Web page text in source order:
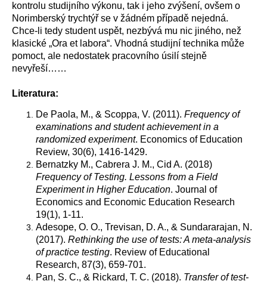
kontrolu studijního výkonu, tak i jeho zvýšení, ovšem o
Norimberský trychtýř se v žádném případě nejedná.
Chce-li tedy student uspět, nezbývá mu nic jiného, než
klasické „Ora et labora“. Vhodná studijní technika může
pomoct, ale nedostatek pracovního úsilí stejně
nevyřeší……
Literatura:
De Paola, M., & Scoppa, V. (2011). Frequency of
examinations and student achievement in a
randomized experiment. Economics of Education
Review, 30(6), 1416-1429.
Bernatzky M., Cabrera J. M., Cid A. (2018)
Frequency of Testing. Lessons from a Field
Experiment in Higher Education. Journal of
Economics and Economic Education Research
19(1), 1-11.
Adesope, O. O., Trevisan, D. A., & Sundararajan, N.
(2017). Rethinking the use of tests: A meta-analysis
of practice testing. Review of Educational
Research, 87(3), 659-701.
Pan, S. C., & Rickard, T. C. (2018). Transfer of test-